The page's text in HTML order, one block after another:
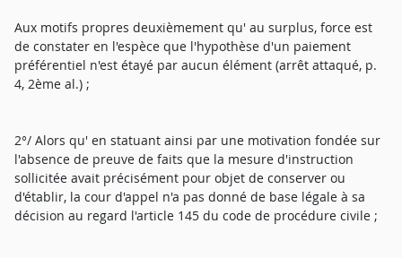
Aux motifs propres deuxièmement qu' au surplus, force est
de constater en l'espèce que l'hypothèse d'un paiement
préférentiel n'est étayé par aucun élément (arrêt attaqué, p.
4, 2ème al.) ;
2°/ Alors qu' en statuant ainsi par une motivation fondée sur
l'absence de preuve de faits que la mesure d'instruction
sollicitée avait précisément pour objet de conserver ou
d'établir, la cour d'appel n'a pas donné de base légale à sa
décision au regard l'article 145 du code de procédure civile ;